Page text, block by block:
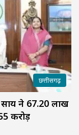
छत्तीसगढ़
साय ने 67.20 लाख
करोड़